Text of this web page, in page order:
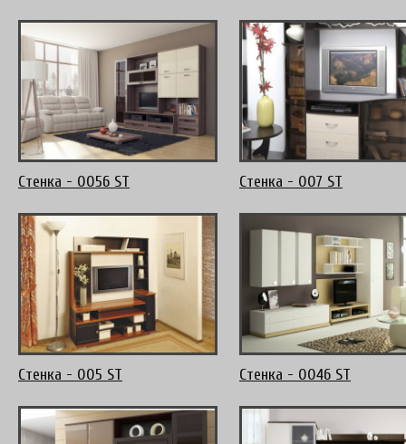
Стенка - 0056 ST Стенка - 007 ST
Стенка - 005 ST Стенка - 0046 ST